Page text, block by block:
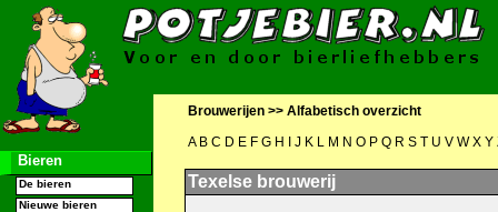
Bieren
De bieren
Nieuwe bieren
Brouwerijen >> Alfabetisch overzicht
A B C D E F G H J K L M N O P Q R S T U V W X Y
Texelse brouwerij